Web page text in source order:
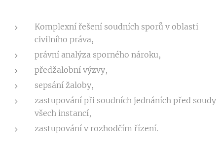
Komplexní řešení soudních sporů v oblasti
civilního práva,
právní analýza sporného nároku,
předžalobní výzvy,
sepsání žaloby,
zastupování při soudních jednáních před soudy
všech instancí,
zastupování v rozhodčím řízení.